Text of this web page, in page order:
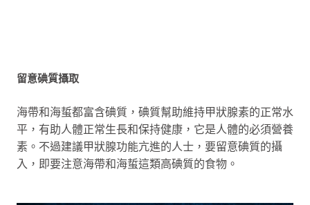
留意碘質攝取
海帶和海蜇都富含碘質，碘質幫助維持甲狀腺素的正常水
平，有助人體正常生長和保持健康，它是人體的必須營養
素。不過建議甲狀腺功能亢進的人士，要留意碘質的攝
入，即要注意海帶和海蜇這類高碘質的食物。